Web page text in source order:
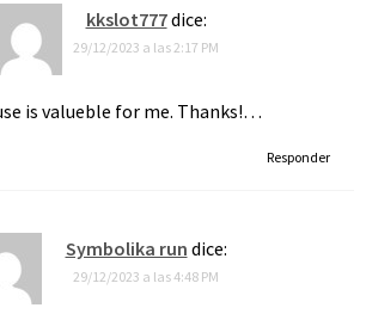
kkslot777dice:
29/12/2023 a las 2:17 PM
is valueble for me. Thanks!…
Responder
Symbolika run dice:
29/12/2023 a las 4:48 PM